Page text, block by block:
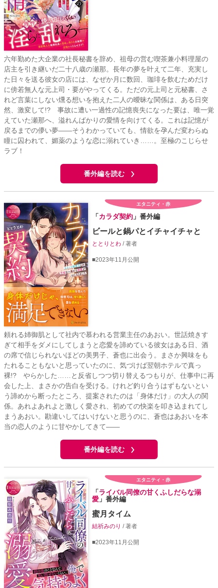
六年勤めた大企業の社長秘書を辞め、祖母の営む喫茶兼小料理屋の
店主を引き継いだ二十八歳の瀬那。長年の夢を叶えて二年、充実し
た日々を送る彼女の店には、なぜか月に数回、珈琲を飲むためだけ
に傍若無人な元上司・要がやってくる。ただの元上司と元秘書、さ
れど言葉にしない燻る想いを抱えた二人の曖昧な関係は、ある日突
然、激変して!? 事故に遭い一過性の記憶喪失になった要は、唯一覚
えていた瀬那へ、溢れんばかりの愛情を向けてくる。これは記憶が
戻るまでの儚い夢――そうわかっていても、情欲を孕んだ変わらぬ
瞳に囚われて、媚薬のような恋に溺れていき……。至極のこじらせ
ラブ！
番外編を読む
エタニティ・赤
「カラダ契約 」番外編
ビールと鍋パとイチャイチャと
ととりとわ/ 著者
■2023年11月公開
頼れる姉御肌として社内で慕われる営業主任のあおい。世話焼きす
ぎて相手をダメにしてしまうと恋愛を諦めている彼女はある日、酒
の席で信じられないほどの美男子、蒼也に出会う。まさか興味をも
たれることもないと思っていたのに、気づけば翌朝ホテルで真っ
裸!? やらかした……と反省しつつ切り替えるつもりが、仕事中に再
会した上、まさかの告白を受ける。けれど釣り合うはずもないとい
う諦めから断ったところ、提案されたのは「身体だけ」の大人の関
係。あれよあれよと激しく愛され、初めての快楽を叩き込まれてし
まうあおい。勘違いしてはいけないと思うのに、蒼也はあおいを本
当の恋人のように甘やかしてきて――
番外編を読む
エタニティ・赤
「ライバル同僚の甘くふしだらな溺
愛 」番外編
蜜月タイム
結祈みのり/ 著者
■2023年11月公開